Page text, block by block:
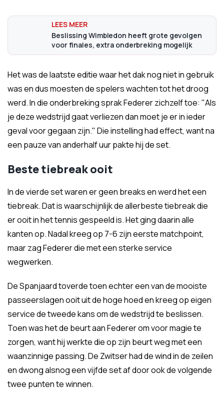
Beslissing Wimbledon heeft grote gevolgen
voor finales, extra onderbreking mogelijk
Het was de laatste editie waar het dak nog niet in gebruik
was en dus moesten de spelers wachten tot het droog
werd. In die onderbreking sprak Federer zichzelf toe: "Als
je deze wedstrijd gaat verliezen dan moet je er in ieder
geval voor gegaan zijn." Die instelling had effect, want na
een pauze van anderhalf uur pakte hij de set.
Beste tiebreak ooit
In de vierde set waren er geen breaks en werd het een
tiebreak. Dat is waarschijnlijk de allerbeste tiebreak die
er ooit in het tennis gespeeld is. Het ging daarin alle
kanten op. Nadal kreeg op 7-6 zijn eerste matchpoint,
maar zag Federer die met een sterke service
wegwerken.
De Spanjaard toverde toen echter een van de mooiste
passeerslagen ooit uit de hoge hoed en kreeg op eigen
service de tweede kans om de wedstrijd te beslissen.
Toen was het de beurt aan Federer om voor magie te
zorgen, want hij werkte die op zijn beurt weg met een
waanzinnige passing. De Zwitser had de wind in de zeilen
en dwong alsnog een vijfde set af door ook de volgende
twee punten te winnen.